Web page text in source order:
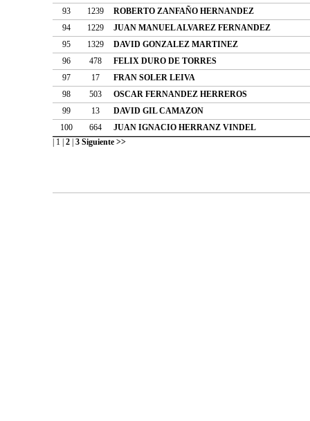
93
1239
ROBERTO ZANFAÑO HERNANDEZ
94
1229
JUAN MANUEL ALVAREZ FERNANDEZ
95
1329
DAVID GONZALEZ MARTINEZ
96
478
FELIX DURO DE TORRES
97
17
FRAN SOLER LEIVA
98
503
OSCAR FERNANDEZ HERREROS
99
13
DAVID GIL CAMAZON
100
664
JUAN IGNACIO HERRANZ VINDEL
| 1 | 2 | 3 Siguiente >>